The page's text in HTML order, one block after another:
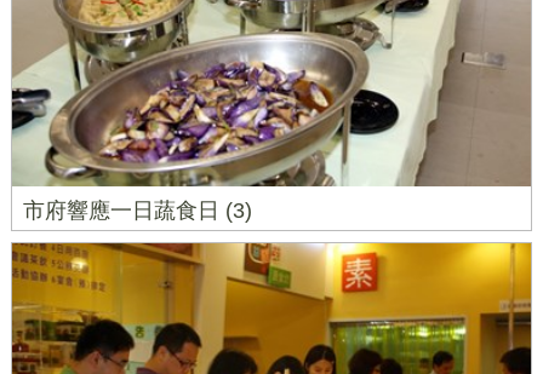
市府響應一日蔬食日 (3)